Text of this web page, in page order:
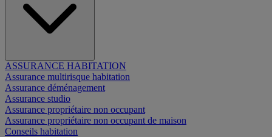
ASSURANCE HABITATION
Assurance multirisque habitation
Assurance déménagement
Assurance studio
Assurance propriétaire non occupant
Assurance propriétaire non occupant de maison
Conseils habitation